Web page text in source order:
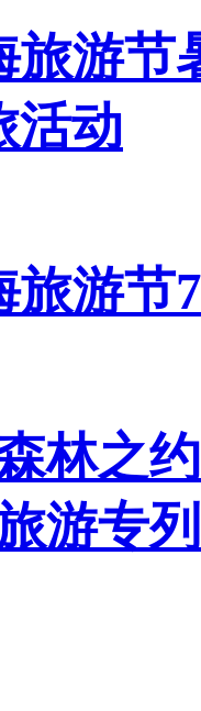
旅游节
活动
旅游节
林之
游专